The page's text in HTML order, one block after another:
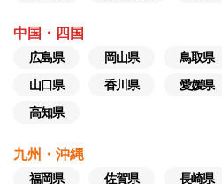
中国・四国
広島県 岡山県 鳥取県
山口県
香川県 愛媛県
高知県
九州・沖縄
福岡県 佐賀県 長崎県